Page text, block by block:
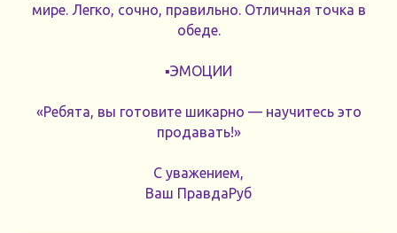
мире. Легко, сочно, правильно. Отличная точка в
обеде.
▪️ЭМОЦИИ
«Ребята, вы готовите шикарно — научитесь это
продавать!»
С уважением,
Ваш ПравдаРуб